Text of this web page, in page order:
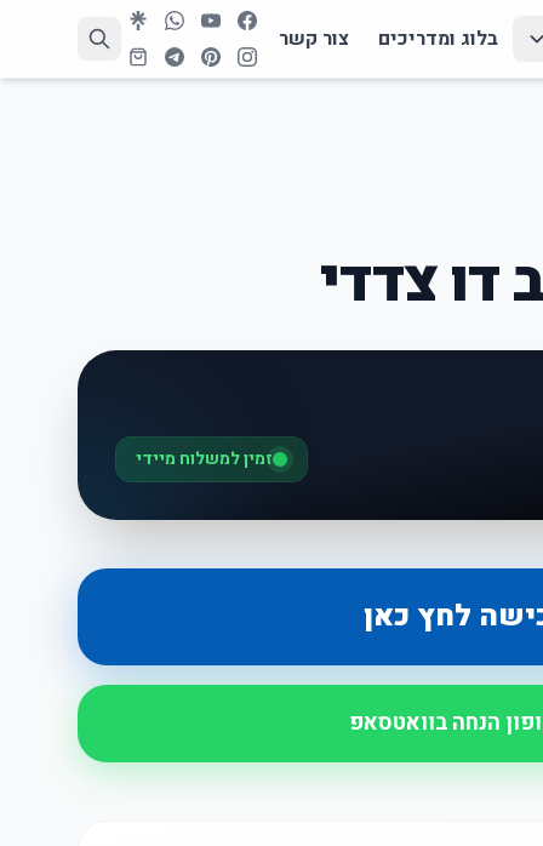
בלוג ומדריכים צור קשר
דו צדדי
זמין למשלוח מיידי
לחץ כאן
הנחה בוואטסאפ